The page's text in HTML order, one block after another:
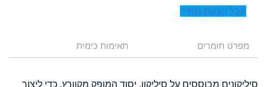
קבל הצעת מחיר
מפרט חומרים תאימות כימית
סיליקונים מבוססים על סיליקון, יסוד המופק מקוורץ. כדי ליצור